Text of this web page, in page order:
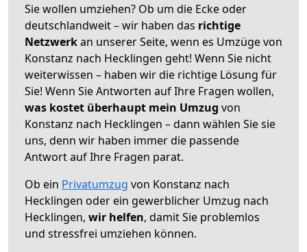
Sie wollen umziehen? Ob um die Ecke oder
deutschlandweit – wir haben das richtige
Netzwerkan unserer Seite, wenn es Umzüge von
Konstanz nach Hecklingen geht! Wenn Sie nicht
weiterwissen – haben wir die richtige Lösung für
Sie! Wenn Sie Antworten auf Ihre Fragen wollen,
was kostet überhaupt mein Umzug von
Konstanz nach Hecklingen – dann wählen Sie sie
uns, denn wir haben immer die passende
Antwort auf Ihre Fragen parat.
Ob ein Privatumzug von Konstanz nach
Hecklingen oder ein gewerblicher Umzug nach
Hecklingen, wir helfen, damit Sie problemlos
und stressfrei umziehen können.